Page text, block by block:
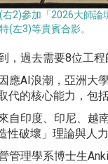
2)參加「2026大師論
(左3)等貴賓合影。
，過去需要8位工
應AI浪潮，亞洲大
代的核心能力，包
自印度、印尼、越
性破壞」理論與人
管理學系博士生